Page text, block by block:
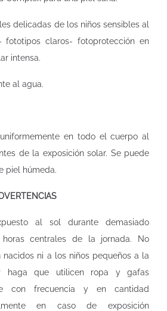
delicadas de los niños sensibles al
claros- fotoprotección en
intensa.
al agua.
en todo el cuerpo al
de la exposición solar. Se puede
piel húmeda.
al sol durante demasiado
centrales de la jornada. No
ni a los niños pequeños a la
haga que utilicen ropa y gafas
con frecuencia y en cantidad
en caso de exposición